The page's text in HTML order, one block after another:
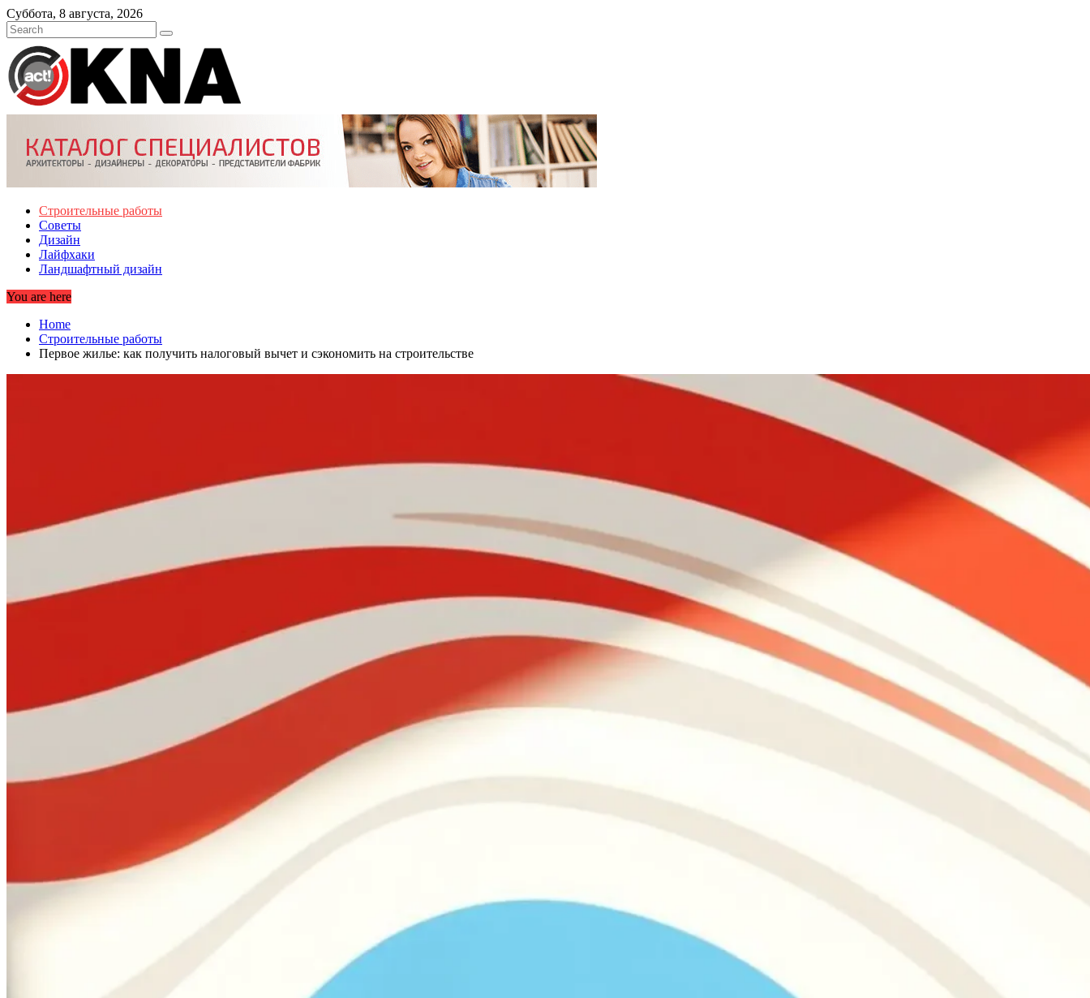
Skip
to
content
Суббота, 8 августа, 2026
Строительные работы
Советы
Дизайн
Лайфхаки
Ландшафтный дизайн
You are here
Home
Строительные работы
Первое жилье: как получить налоговый вычет и сэкономить на строительстве